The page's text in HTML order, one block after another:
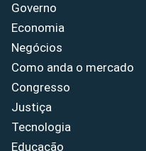
Governo
Economia
Negócios
Como anda o mercado
Congresso
Justiça
Tecnologia
Educação